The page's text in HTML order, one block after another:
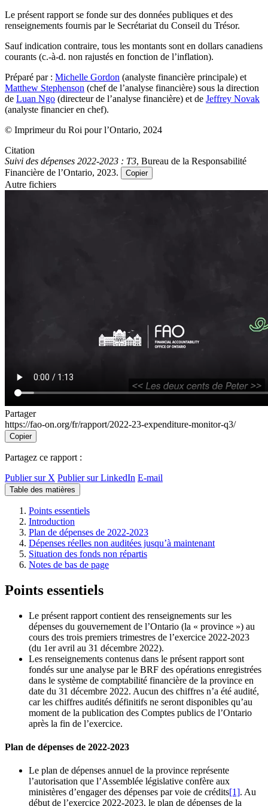
Le présent rapport se fonde sur des données publiques et des
renseignements fournis par le Secrétariat du Conseil du Trésor.
Sauf indication contraire, tous les montants sont en dollars canadiens
courants (c.-à-d. non rajustés en fonction de l’inflation).
Préparé par : Michelle Gordon (analyste financière principale) et
Matthew Stephenson (chef de l’analyse financière) sous la direction
de Luan Ngo (directeur de l’analyse financière) et de Jeffrey Novak
(analyste financier en chef).
© Imprimeur du Roi pour l’Ontario, 2024
Citation
Suivi des dépenses 2022-2023 : T3, Bureau de la Responsabilité
Financière de l’Ontario, 2023.
Copier
Autre fichiers
Partager
https://fao-on.org/fr/rapport/2022-23-expenditure-monitor-q3/
Copier
Partagez ce rapport :
Publier sur X Publier sur LinkedIn E-mail
Table des matières
Points essentiels
Introduction
Plan de dépenses de 2022-2023
Dépenses réelles non auditées jusqu’à maintenant
Situation des fonds non répartis
Notes de bas de page
Points essentiels
Le présent rapport contient des renseignements sur les
dépenses du gouvernement de l’Ontario (la « province ») au
cours des trois premiers trimestres de l’exercice 2022-2023
(du 1er avril au 31 décembre 2022).
Les renseignements contenus dans le présent rapport sont
fondés sur une analyse par le BRF des opérations enregistrées
dans le système de comptabilité financière de la province en
date du 31 décembre 2022. Aucun des chiffres n’a été audité,
car les chiffres audités définitifs ne seront disponibles qu’au
moment de la publication des Comptes publics de l’Ontario
après la fin de l’exercice.
Plan de dépenses de 2022-2023
Le plan de dépenses annuel de la province représente
l’autorisation que l’Assemblée législative confère aux
ministères d’engager des dépenses par voie de crédits[1]. Au
début de l’exercice 2022-2023, le plan de dépenses de la